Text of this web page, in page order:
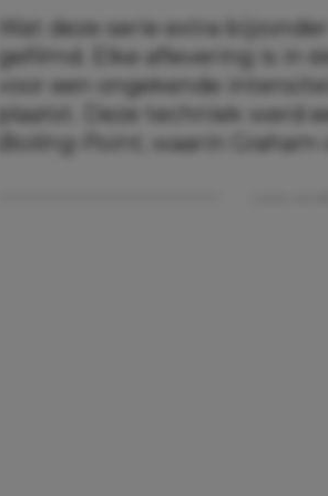
Wat deze serie extra
gefilmd. Elke aflevering is in
voor een ongekende
plaatst. Deze techniek werd
Boiling Point
, waarin